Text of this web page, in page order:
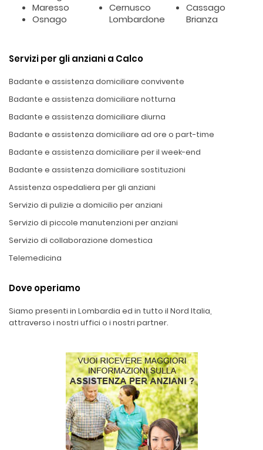
Maresso
Osnago
Cernusco
Lombardone
Cassago
Brianza
Servizi per gli anziani a Calco
Badante e assistenza domiciliare convivente
Badante e assistenza domiciliare notturna
Badante e assistenza domiciliare diurna
Badante e assistenza domiciliare ad ore o part-time
Badante e assistenza domiciliare per il week-end
Badante e assistenza domiciliare sostituzioni
Assistenza ospedaliera per gli anziani
Servizio di pulizie a domicilio per anziani
Servizio di piccole manutenzioni per anziani
Servizio di collaborazione domestica
Telemedicina
Dove operiamo
Siamo presenti in Lombardia ed in tutto il Nord Italia,
attraverso i nostri uffici o i nostri partner.